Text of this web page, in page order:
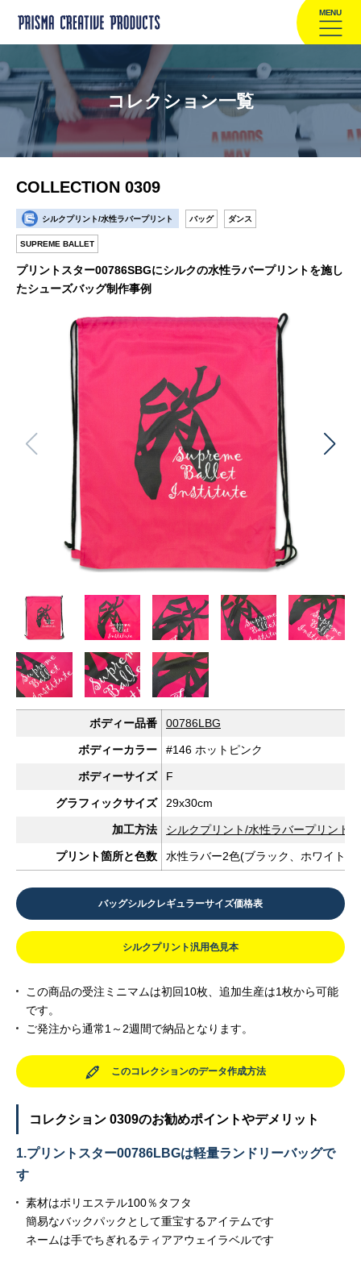
MENU
コレクション一覧
COLLECTION 0309
シルクプリント/水性ラバープリント バッグ ダンス
SUPREME BALLET
プリントスター00786SBGにシルクの水性ラバープリントを施し
たシューズバッグ制作事例
ボディー品番 00786LBG
ボディーカラー #146 ホットピンク
ボディーサイズ F
グラフィックサイズ 29x30cm
加工方法 シルクプリント/水性ラバープリント
プリント箇所と色数 水性ラバー2色(ブラック、ホワイト)
バッグシルクレギュラーサイズ価格表
シルクプリント汎用色見本
この商品の受注ミニマムは初回10枚、追加生産は1枚から可能
です。
ご発注から通常1～2週間で納品となります。
このコレクションのデータ作成方法
コレクション 0309のお勧めポイントやデメリット
1.プリントスター00786LBGは軽量ランドリーバッグで
す
素材はポリエステル100％タフタ
簡易なバックパックとして重宝するアイテムです
ネームは手でちぎれるティアアウェイラベルです